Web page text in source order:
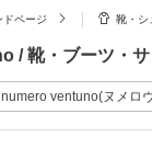
ページ 靴・シ
/ 靴・ブーツ・
ventuno(ヌメロ